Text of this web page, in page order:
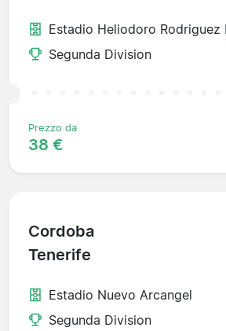
Estadio Heliodoro Rodriguez
Segunda Division
Prezzo da
38 €
Cordoba
Tenerife
Estadio Nuevo Arcangel
Segunda Division